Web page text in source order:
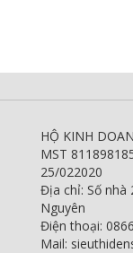
HỘ KINH
MST
25/022020
Địa chỉ: Số nhà
Nguyên
Điện thoại:
Mail: